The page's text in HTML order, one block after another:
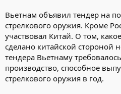
Вьетнам объявил тендер на
стрелкового оружия. Кроме
участвовал Китай. О том,
сделано китайской стороной
тендера Вьетнаму
производство, способное
стрелкового оружия в год.